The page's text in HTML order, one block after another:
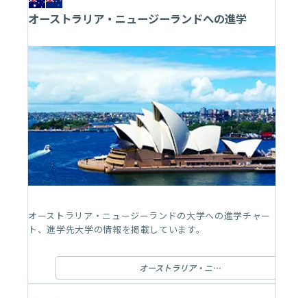
オーストラリア・ニュージーランドへの進学
オーストラリア・ニュージーランドの大学への進学チャー
ト、進学先大学の情報を掲載しています。
オーストラリア・ニュージーランドへの進学